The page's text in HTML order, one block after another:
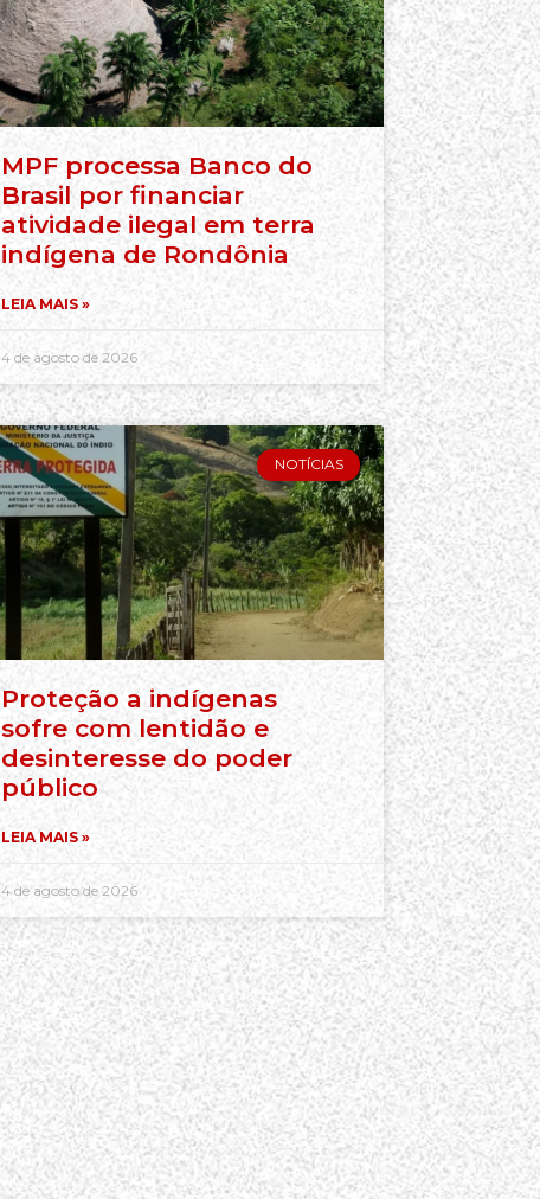
MPF processa Banco do
Brasil por financiar
atividade ilegal em terra
indígena de Rondônia
LEIA MAIS »
4 de agosto de 2026
NOTÍCIAS
Proteção a indígenas
sofre com lentidão e
desinteresse do poder
público
LEIA MAIS »
4 de agosto de 2026